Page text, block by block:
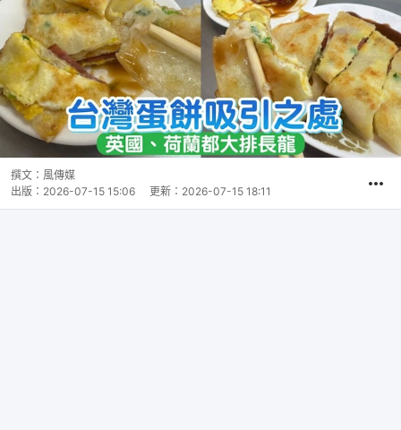
撰文： 風傳媒
出版： 2026-07-15 15:06 更新： 2026-07-15 18:11